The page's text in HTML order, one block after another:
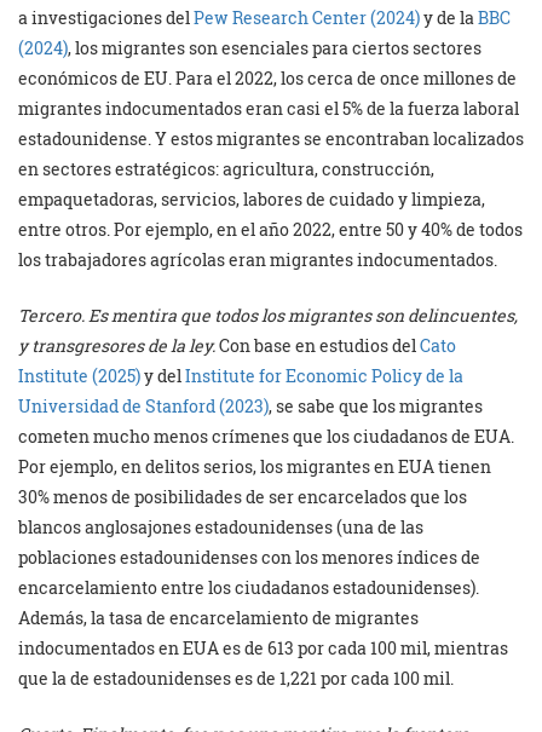
a investigaciones delPew Research Center (2024)y de laBBC
(2024), los migrantes son esenciales para ciertos sectores
económicos de EU. Para el 2022, los cerca de once millones de
migrantes indocumentados eran casi el 5% de la fuerza laboral
estadounidense. Y estos migrantes se encontraban localizados
en sectores estratégicos: agricultura, construcción,
empaquetadoras, servicios, labores de cuidado y limpieza,
entre otros. Por ejemplo, en el año 2022, entre 50 y 40% de todos
los trabajadores agrícolas eran migrantes indocumentados.
Tercero. Es mentira que todos los migrantes son delincuentes,
y transgresores de la ley.Con base en estudios delCato
Institute (2025)y delInstitute for Economic Policy de la
Universidad de Stanford (2023), se sabe que los migrantes
cometen mucho menos crímenes que los ciudadanos de EUA.
Por ejemplo, en delitos serios, los migrantes en EUA tienen
30% menos de posibilidades de ser encarcelados que los
blancos anglosajones estadounidenses (una de las
poblaciones estadounidenses con los menores índices de
encarcelamiento entre los ciudadanos estadounidenses).
Además, la tasa de encarcelamiento de migrantes
indocumentados en EUA es de 613 por cada 100 mil, mientras
que la de estadounidenses es de 1,221 por cada 100 mil.